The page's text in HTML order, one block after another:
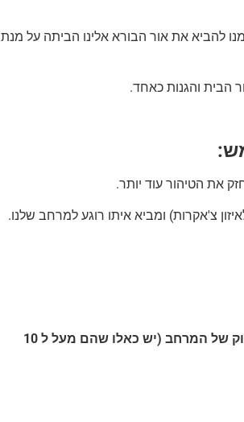
להביא את אור הבורא אלינו הביתה על מנת
הבית והגנות כאחד.
את הטיהור עוד יותר.
ניתן גם להשאיר אותם בשקט פעילים כל הלילה לטיהור עמוק של המרחב (יש כאלו שהם מעל ל 10